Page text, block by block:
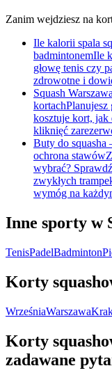
Zanim wejdziesz na
Ile kalorii spala
badmintonemIle
głowę tenis czy
zdrowotne i
Squash
kortachPlanujesz
kosztuje kort, jak
kliknięć
Buty do squasha
ochrona stawów
wybrać?
zwykłych
wymóg na
Inne sporty w
TenisPadelBadminton
Korty
WrześniaWarszawa
Korty
zadawane